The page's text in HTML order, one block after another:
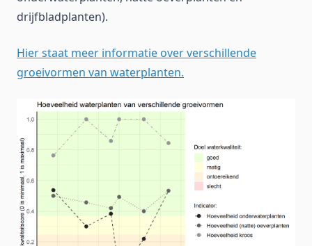
drijfbladplanten).
Hier staat meer informatie over verschillende
groeivormen van waterplanten.